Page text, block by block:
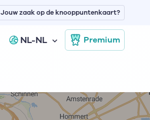
NL-NL Premium
Jouw zaak op de knooppuntenkaart?